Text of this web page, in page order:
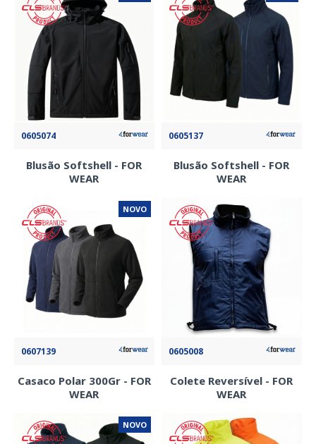
0605074
Blusão Softshell - FOR
WEAR
0605137
Blusão Softshell - FOR
WEAR
NOVO
0607139
Casaco Polar 300Gr - FOR
WEAR
0605008
Colete Reversível - FOR
WEAR
NOVO